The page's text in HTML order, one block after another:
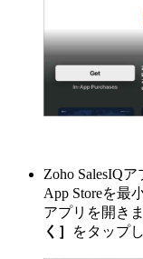
Zoho SalesIQ
App Storeを最
アプリを開き
く］
をタップ